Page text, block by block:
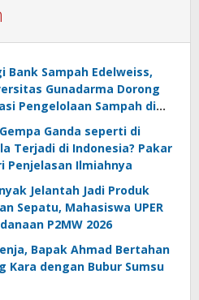
Bank Sampah Edelweiss,
Gunadarma Dorong
Pengelolaan Sampah di
Ganda seperti di
Terjadi di Indonesia? Pakar
Penjelasan Ilmiahnya
Jelantah Jadi Produk
Sepatu, Mahasiswa UPER
P2MW 2026
Bapak Ahmad Bertahan
Kara dengan Bubur Sumsu